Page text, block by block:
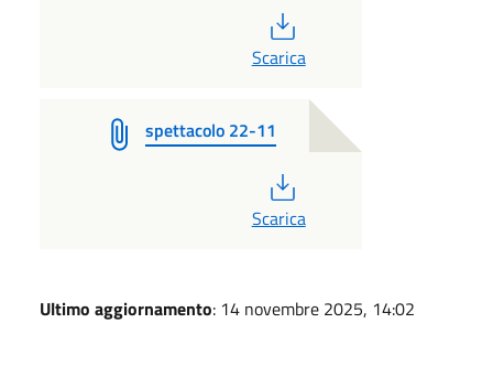
Scarica
spettacolo 22-11
Scarica
Ultimo aggiornamento: 14 novembre 2025, 14:02